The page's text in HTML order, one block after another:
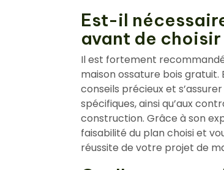
Est-il
avant de
Il est fortement
maison ossature bois
conseils précieux et
spécifiques, ainsi qu’aux
construction. Grâce à son
faisabilité du plan choisi et
réussite de votre projet de